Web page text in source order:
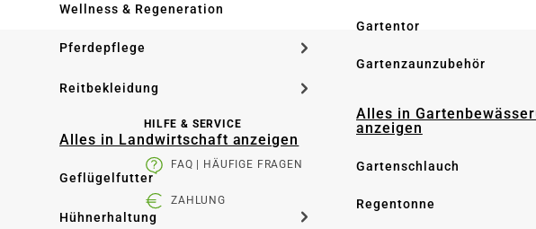
Wellness & Regeneration
Pferdepflege
Reitbekleidung
Alles in Landwirtschaft anzeigen
Geflügelfutter
Hühnerhaltung
Gartentor
Gartenzaunzubehör
Alles in
anzeigen
Gartenschlauch
Regentonne
HILFE & SERVICE
FAQ | HÄUFIGE FRAGEN
ZAHLUNG